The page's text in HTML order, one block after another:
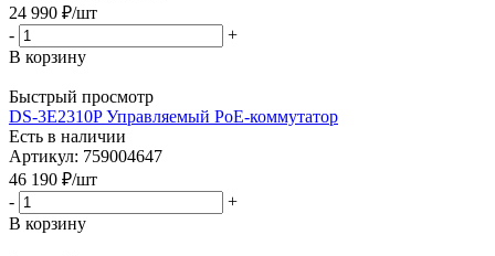
24 990 ₽/шт
-
+
В корзину
Быстрый просмотр
DS-3E2310P Управляемый PoE-коммутатор
Есть в наличии
Артикул: 759004647
46 190 ₽/шт
-
+
В корзину